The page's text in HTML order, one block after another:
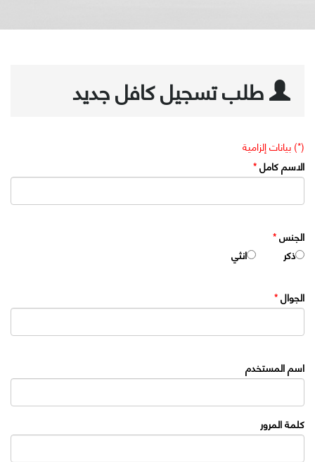
طلب تسجيل كافل جديد
(*) بيانات إلزامية
الاسم كامل *
الجنس *
ذكر
انثي
الجوال *
اسم المستخدم
كلمة المرور